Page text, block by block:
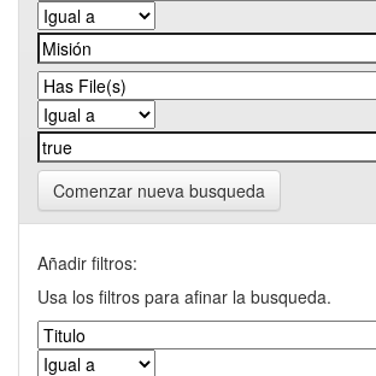
Comenzar nueva busqueda
Añadir filtros:
Usa los filtros para afinar la busqueda.